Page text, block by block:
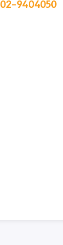
02-9404050